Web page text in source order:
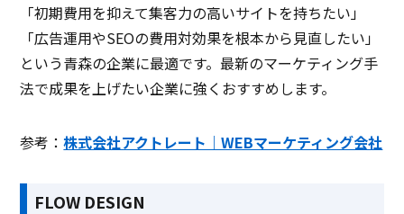
「初期費用を抑えて集客力の高いサイトを持ちたい」
「広告運用やSEOの費用対効果を根本から見直したい」
という青森の企業に最適です。最新のマーケティング手
法で成果を上げたい企業に強くおすすめします。
参考：株式会社アクトレート｜WEBマーケティング会社
FLOW DESIGN